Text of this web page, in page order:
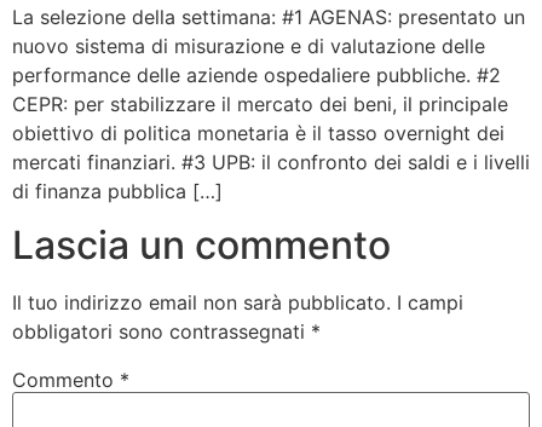
Bandolo
Connessioni
Fondazione CERM
La selezione della settimana: #1 AGENAS: presentato un
nuovo sistema di misurazione e di valutazione delle
performance delle aziende ospedaliere pubbliche. #2
CEPR: per stabilizzare il mercato dei beni, il principale
obiettivo di politica monetaria è il tasso overnight dei
mercati finanziari. #3 UPB: il confronto dei saldi e i livelli
di finanza pubblica […]
Lascia un commento
Il tuo indirizzo email non sarà pubblicato. I campi
obbligatori sono contrassegnati *
Commento *